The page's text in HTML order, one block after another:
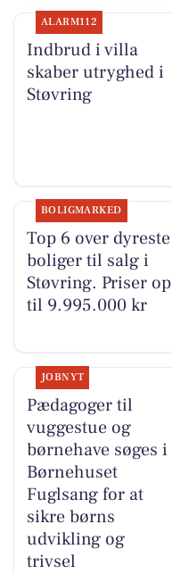
ALARM112
Indbrud i villa
skaber utryghed i
Støvring
BOLIGMARKED
Top 6 over dyreste
boliger til salg i
Støvring. Priser op
til 9.995.000 kr
JOBNYT
Pædagoger til
vuggestue og
børnehave søges i
Børnehuset
Fuglsang for at
sikre børns
udvikling og
trivsel